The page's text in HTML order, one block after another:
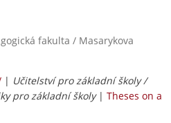
fakulta / Masarykova
| Učitelství pro základní školy /
pro základní školy| Theses on a